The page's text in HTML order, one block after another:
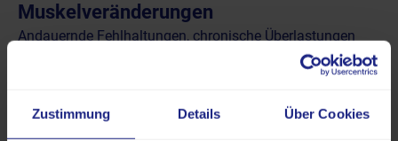
Zustimmung Details Über Cookies
Muskelveränderungen
Andauernde Fehlhaltungen, chronische Überlastungen
antagonistischen Muskelgruppen kommen ebenfalls als
Ursachen chronischer Rückenbeschwerden in Betracht.
Durch einseitige Belastungsmuster – wie das lange